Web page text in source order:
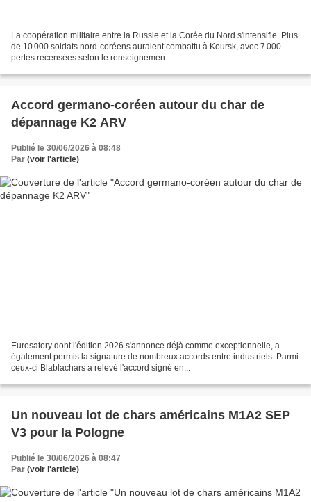
La coopération militaire entre la Russie et la Corée du Nord s'intensifie. Plus
de 10 000 soldats nord-coréens auraient combattu à Koursk, avec 7 000
pertes recensées selon le renseignemen...
Accord germano-coréen autour du char de
dépannage K2 ARV
Publié le 30/06/2026 à 08:48
Par (voir l'article)
Eurosatory dont l'édition 2026 s'annonce déjà comme exceptionnelle, a
également permis la signature de nombreux accords entre industriels. Parmi
ceux-ci Blablachars a relevé l'accord signé en...
Un nouveau lot de chars américains M1A2 SEP
V3 pour la Pologne
Publié le 30/06/2026 à 08:47
Par (voir l'article)